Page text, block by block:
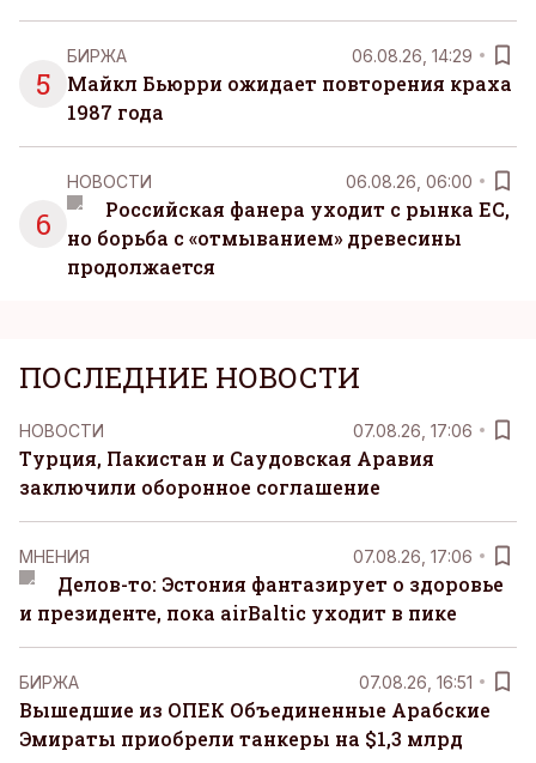
5
БИРЖА 06.08.26, 14:29
Майкл Бьюрри ожидает повторения краха
1987 года
6
НОВОСТИ 06.08.26, 06:00
Российская фанера уходит с рынка ЕС,
но борьба с «отмыванием» древесины
продолжается
ПОСЛЕДНИЕ НОВОСТИ
НОВОСТИ 07.08.26, 17:06
Турция, Пакистан и Саудовская Аравия
заключили оборонное соглашение
MНЕНИЯ 07.08.26, 17:06
Делов-то: Эстония фантазирует о здоровье
и президенте, пока airBaltic уходит в пике
БИРЖА 07.08.26, 16:51
Вышедшие из ОПЕК Объединенные Арабские
Эмираты приобрели танкеры на $1,3 млрд